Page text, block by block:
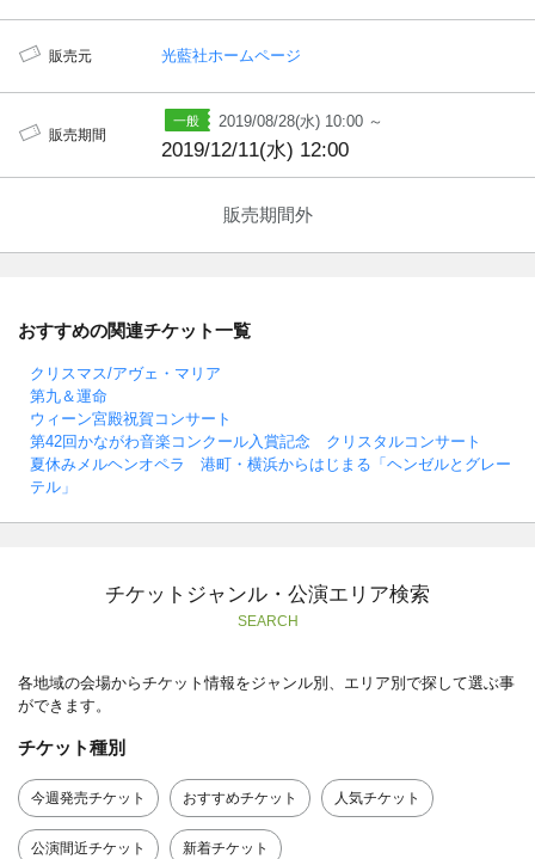
販売元 光藍社ホームページ
販売期間
2019/08/28(水) 10:00 ～
2019/12/11(水) 12:00
販売期間外
おすすめの関連チケット一覧
クリスマス/アヴェ・マリア
第九＆運命
ウィーン宮殿祝賀コンサート
第42回かながわ音楽コンクール入賞記念 クリスタルコンサート
夏休みメルヘンオペラ 港町・横浜からはじまる「ヘンゼルとグレー
テル」
チケットジャンル・公演エリア検索
SEARCH
各地域の会場からチケット情報をジャンル別、エリア別で探して選ぶ事
ができます。
チケット種別
今週発売チケット おすすめチケット 人気チケット
公演間近チケット 新着チケット